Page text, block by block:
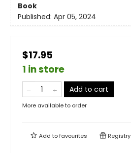
Book
Published: Apr 05, 2024
$17.95
1 in store
Add to cart
More available to order
Add tofavourites Registry